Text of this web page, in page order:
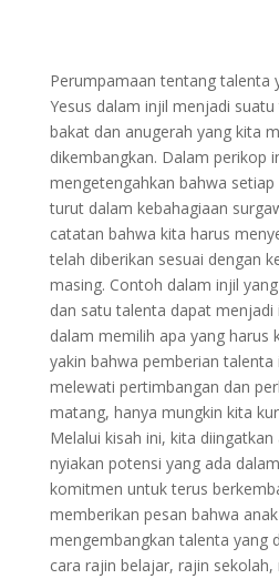
Perumpamaan tentang talenta
Yesus dalam injil menjadi
bakat dan anugerah yang kita
dikembangkan. Dalam perikop
mengetengahkan bahwa
turut dalam kebahagiaan
catatan bahwa kita harus
telah diberikan sesuai dengan
masing. Contoh dalam injil
dan satu talenta dapat menjadi
dalam memilih apa yang harus
yakin bahwa pemberian
melewati pertimbangan dan
matang, hanya mungkin kita
Melalui kisah ini, kita
nyiakan potensi yang ada
komitmen untuk terus
memberikan pesan bahwa
mengembangkan talenta yang
cara rajin belajar, rajin